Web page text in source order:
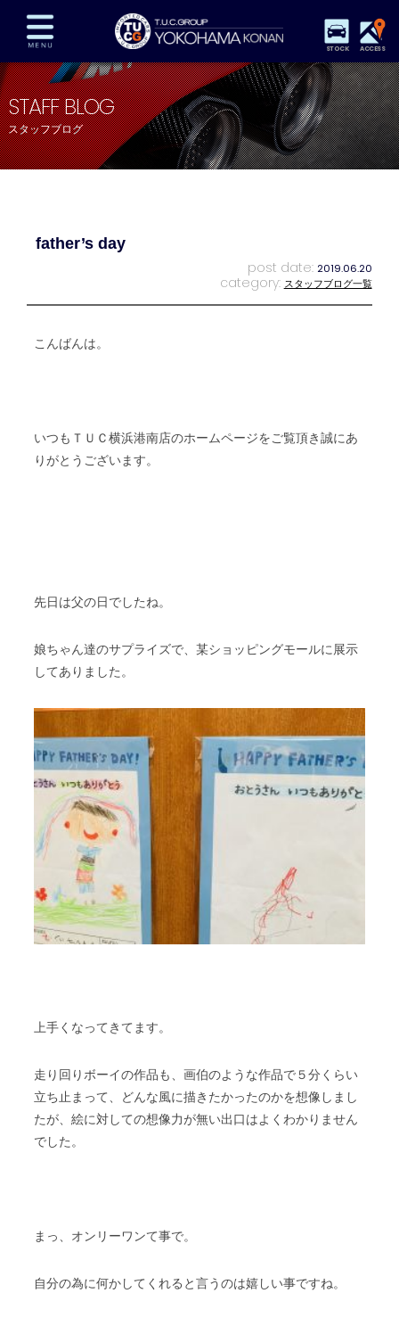
STOCK ACCESS
在庫車両情報 保証&サービス パーツリスト
TUCとは？ 店舗情報 アクセスマップ
全国納車 特別作業 注文販売
STAFF BLOG
スタッフブログ
father’s day
post date: 2019.06.20
category: スタッフブログ一覧
こんばんは。
いつもＴＵＣ横浜港南店のホームページをご覧頂き誠にあ
りがとうございます。
先日は父の日でしたね。
娘ちゃん達のサプライズで、某ショッピングモールに展示
してありました。
上手くなってきてます。
走り回りボーイの作品も、画伯のような作品で５分くらい
立ち止まって、どんな風に描きたかったのかを想像しまし
たが、絵に対しての想像力が無い出口はよくわかりません
でした。
まっ、オンリーワンて事で。
自分の為に何かしてくれると言うのは嬉しい事ですね。